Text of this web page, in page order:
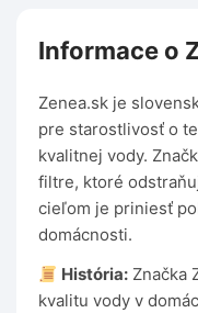
Informace o
Zenea.sk je
pre starostlivosť o
kvalitnej vody.
filtre, ktoré
cieľom je priniesť
domácnosti.
História: Značka
kvalitu vody v